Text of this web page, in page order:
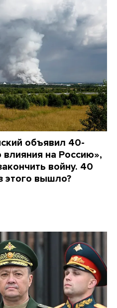
объявил 40-
на Россию»,
войну. 40
этого вышло?